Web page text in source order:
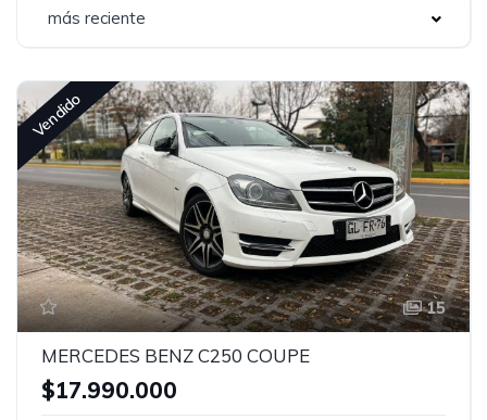
más reciente
Vendido
15
MERCEDES BENZ C250 COUPE
$17.990.000